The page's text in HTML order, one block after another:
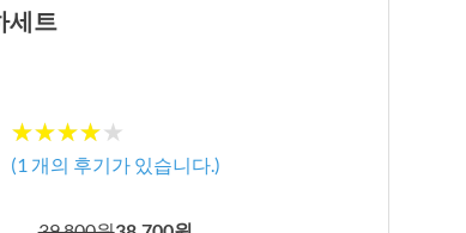
세트
★★★★★
★★★★★
(1 개의 후기가 있습니다.)